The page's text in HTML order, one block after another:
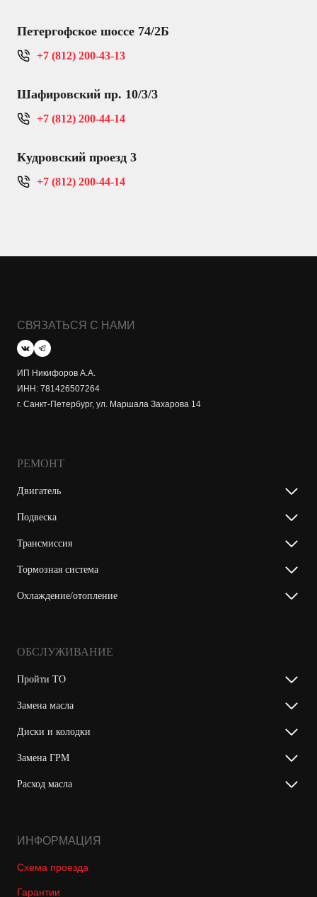
Петергофское шоссе 74/2Б
+7 (812) 200-43-13
Шафировский пр. 10/3/3
+7 (812) 200-44-14
Кудровский проезд 3
+7 (812) 200-44-14
СВЯЗАТЬСЯ С НАМИ
ИП Никифоров А.А.
ИНН: 781426507264
г. Санкт-Петербург, ул. Маршала Захарова 14
РЕМОНТ
Двигатель
Подвеска
Трансмиссия
Тормозная система
Охлаждение/отопление
ОБСЛУЖИВАНИЕ
Пройти ТО
Замена масла
Диски и колодки
Замена ГРМ
Расход масла
ИНФОРМАЦИЯ
Схема проезда
Гарантии